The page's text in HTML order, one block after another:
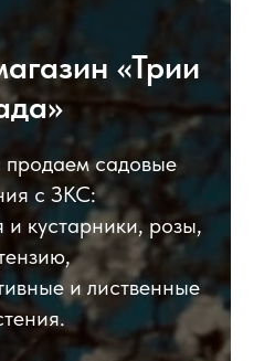
«Трии
садовые
с ЗКС:
и кустарники, розы,
и лиственные